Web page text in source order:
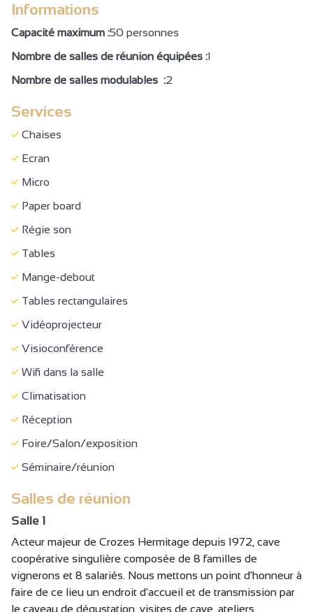
fauteuil roulant
WC + barre d'appui + espace de circulation
Site, bâtiment totalement accessible
Réception
Foire/Salon/exposition
Séminaire/réunion
Informations
Capacité maximum :50 personnes
Nombre de salles de réunion équipées :1
Nombre de salles modulables :2
Services
Chaises
Ecran
Micro
Paper board
Régie son
Tables
Mange-debout
Tables rectangulaires
Vidéoprojecteur
Visioconférence
Wifi dans la salle
Climatisation
Réception
Foire/Salon/exposition
Séminaire/réunion
Salles de réunion
Salle 1
Acteur majeur de Crozes Hermitage depuis 1972, cave
coopérative singulière composée de 8 familles de
vignerons et 8 salariés. Nous mettons un point d'honneur à
faire de ce lieu un endroit d'accueil et de transmission par
le caveau de dégustation, visites de cave, ateliers